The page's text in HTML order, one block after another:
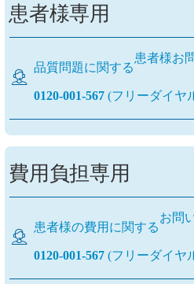
患者様専用
品質問題に関する
患者様お
0120-001-567 (フリーダイヤ
費用負担専用
患者様の費用に関する
お問
0120-001-567 (フリーダイヤ